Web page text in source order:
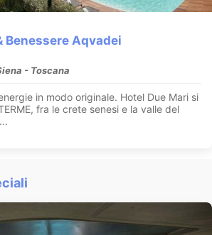
Benessere Aqvadei
- Toscana
in modo originale. Hotel Due Mari si
fra le crete senesi e la valle del